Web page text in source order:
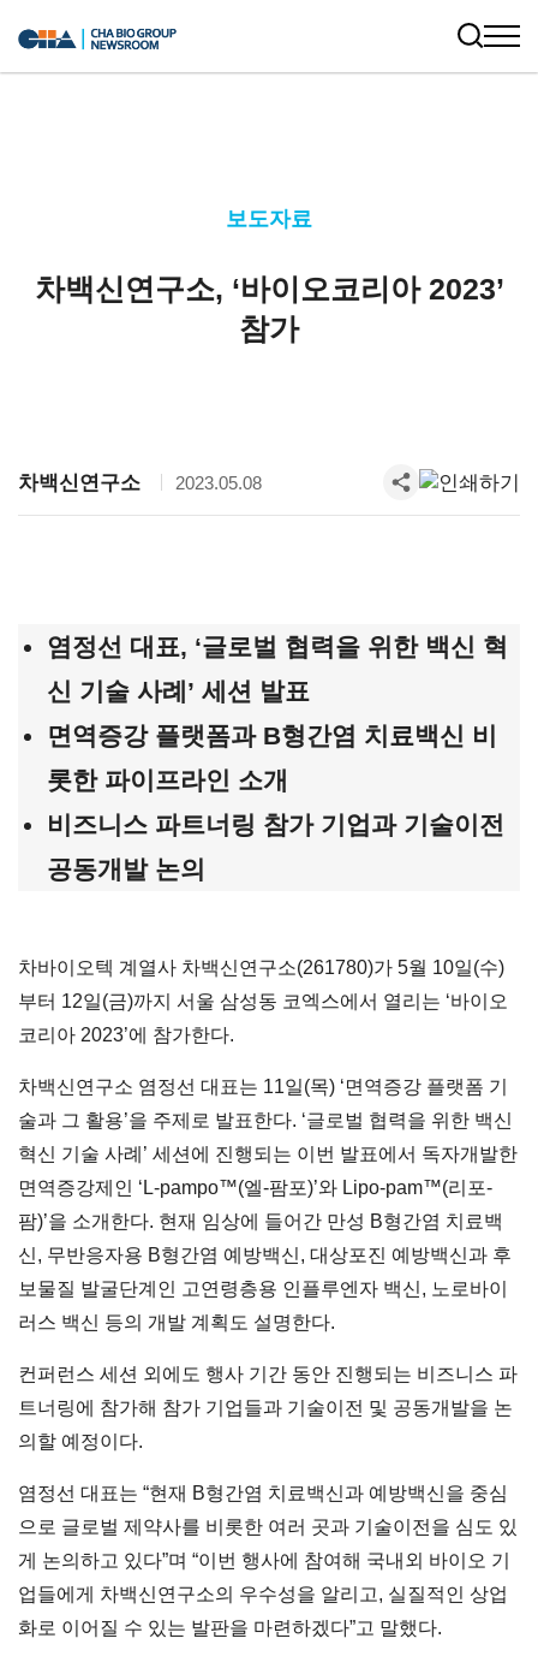
보도자료
차백신연구소, ‘바이오코리아 2023’
참가
차백신연구소 2023.05.08
염정선 대표, ‘글로벌 협력을 위한 백신 혁
신 기술 사례’ 세션 발표
면역증강 플랫폼과 B형간염 치료백신 비
롯한 파이프라인 소개
비즈니스 파트너링 참가 기업과 기술이전
공동개발 논의
차바이오텍 계열사 차백신연구소(261780)가 5월 10일(수)
부터 12일(금)까지 서울 삼성동 코엑스에서 열리는 ‘바이오
코리아 2023’에 참가한다.
차백신연구소 염정선 대표는 11일(목) ‘면역증강 플랫폼 기
술과 그 활용’을 주제로 발표한다. ‘글로벌 협력을 위한 백신
혁신 기술 사례’ 세션에 진행되는 이번 발표에서 독자개발한
면역증강제인 ‘L-pampo™(엘-팜포)’와 Lipo-pam™(리포-
팜)’을 소개한다. 현재 임상에 들어간 만성 B형간염 치료백
신, 무반응자용 B형간염 예방백신, 대상포진 예방백신과 후
보물질 발굴단계인 고연령층용 인플루엔자 백신, 노로바이
러스 백신 등의 개발 계획도 설명한다.
컨퍼런스 세션 외에도 행사 기간 동안 진행되는 비즈니스 파
트너링에 참가해 참가 기업들과 기술이전 및 공동개발을 논
의할 예정이다.
염정선 대표는 “현재 B형간염 치료백신과 예방백신을 중심
으로 글로벌 제약사를 비롯한 여러 곳과 기술이전을 심도 있
게 논의하고 있다”며 “이번 행사에 참여해 국내외 바이오 기
업들에게 차백신연구소의 우수성을 알리고, 실질적인 상업
화로 이어질 수 있는 발판을 마련하겠다”고 말했다.